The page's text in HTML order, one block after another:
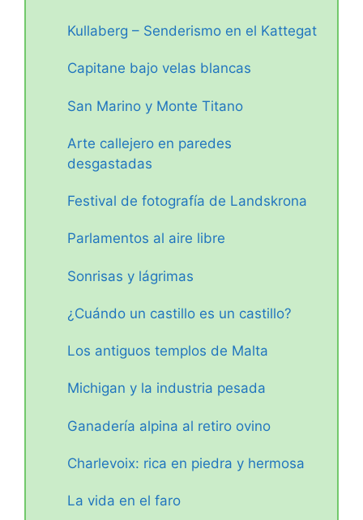
Kullaberg – Senderismo en el Kattegat
Capitane bajo velas blancas
San Marino y Monte Titano
Arte callejero en paredes
desgastadas
Festival de fotografía de Landskrona
Parlamentos al aire libre
Sonrisas y lágrimas
¿Cuándo un castillo es un castillo?
Los antiguos templos de Malta
Michigan y la industria pesada
Ganadería alpina al retiro ovino
Charlevoix: rica en piedra y hermosa
La vida en el faro